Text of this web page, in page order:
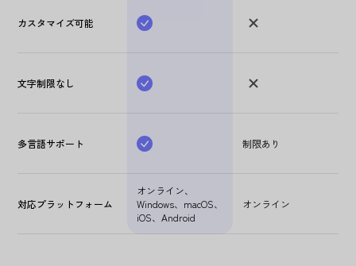
カスタマイズ可能
文字制限なし
多言語サポート 制限あり
対応プラットフォーム
オンライン、
Windows、macOS、
iOS、Android
オンライン